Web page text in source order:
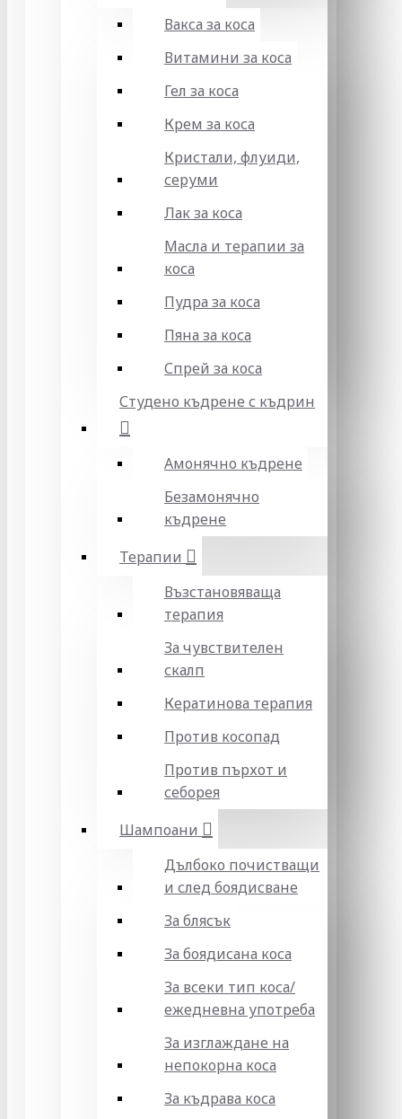
Вакса за коса
Витамини за коса
Гел за коса
Крем за коса
Кристали, флуиди,
серуми
Лак за коса
Масла и терапии за
коса
Пудра за коса
Пяна за коса
Спрей за коса
Студено къдрене с къдрин
Амонячно къдрене
Безамонячно
къдрене
Терапии
Възстановяваща
терапия
За чувствителен
скалп
Кератинова терапия
Против косопад
Против пърхот и
себорея
Шампоани
Дълбоко почистващи
и след боядисване
За блясък
За боядисана коса
За всеки тип коса/
ежедневна употреба
За изглаждане на
непокорна коса
За къдрава коса